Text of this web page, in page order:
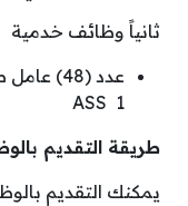
ثانياً وظائف خدمية
عدد (48)
ASS 1
طريقة التقديم
يمكنك التقديم